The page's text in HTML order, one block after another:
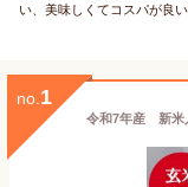
い、美味しくてコスパが良
no. 1